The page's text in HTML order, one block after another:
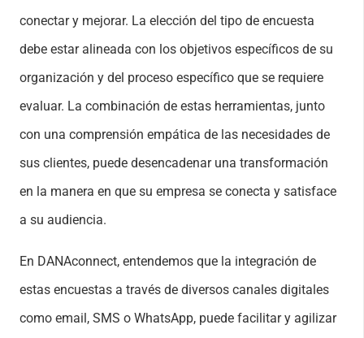
conectar y mejorar. La elección del tipo de encuesta
debe estar alineada con los objetivos específicos de su
organización y del proceso específico que se requiere
evaluar. La combinación de estas herramientas, junto
con una comprensión empática de las necesidades de
sus clientes, puede desencadenar una transformación
en la manera en que su empresa se conecta y satisface
a su audiencia.
En DANAconnect, entendemos que la integración de
estas encuestas a través de diversos canales digitales
como email, SMS o WhatsApp, puede facilitar y agilizar